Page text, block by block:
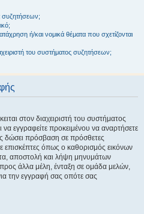
συζητήσεων;
ή/και νομικά θέματα που σχετίζονται
του συστήματος συζητήσεων;
στον διαχειριστή του συστήματος
εγγραφείτε προκειμένου να αναρτήσετε
πρόσβαση σε πρόσθετες
επισκέπτες όπως ο καθορισμός εικόνων
αποστολή και λήψη μηνυμάτων
άλλα μέλη, ένταξη σε ομάδα μελών,
την εγγραφή σας οπότε σας